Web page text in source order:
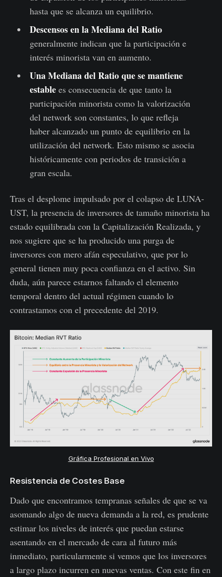
hasta que se alcanza un equilibrio.
Descensos en la Mediana del Ratio
generalmente indican que la participación e
interés minorista van en aumento.
Una Mediana del Ratio que se mantiene
establees consecuencia de que tanto la
participación minorista como la valorización
del network son constantes, lo que refleja
haber alcanzado un punto de equilibrio en la
utilización del network. Esto mismo se asocia
históricamente con periodos de transición a
gran escala.
Tras el desplome impulsado por el colapso de LUNA-
UST, la presencia de inversores de tamaño minorista ha
estado equilibrada con la Capitalización Realizada, y
nos sugiere que se ha producido una purga de
inversores con mero afán especulativo, que por lo
general tienen muy poca confianza en el activo. Sin
duda, aún parece estarnos faltando el elemento
temporal dentro del actual régimen cuando lo
contrastamos con el precedente del 2019.
Gráfica Profesional en Vivo
Resistencia de Costes Base
Dado que encontramos tempranas señales de que se va
asomando algo de nueva demanda a la red, es prudente
estimar los niveles de interés que puedan estarse
asentando en el mercado de cara al futuro más
inmediato, particularmente si vemos que los inversores
a largo plazo incurren en nuevas ventas. Con este fin en